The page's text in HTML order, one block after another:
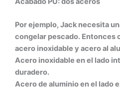
Por ejemplo, Jack necesita
congelar pescado. Entonces
acero inoxidable y acero al
Acero inoxidable en el lado
duradero.
Acero de aluminio en el lado